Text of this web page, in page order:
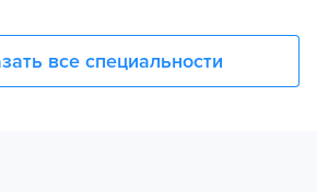
все специальности